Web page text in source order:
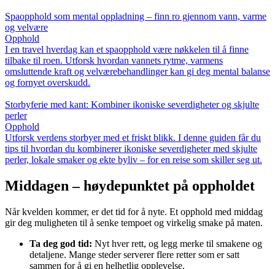
Spaopphold som mental oppladning – finn ro gjennom vann, varme
og velvære
Opphold
I en travel hverdag kan et spaopphold være nøkkelen til å finne
tilbake til roen. Utforsk hvordan vannets rytme, varmens
omsluttende kraft og velværebehandlinger kan gi deg mental balanse
og fornyet overskudd.
Storbyferie med kant: Kombiner ikoniske severdigheter og skjulte
perler
Opphold
Utforsk verdens storbyer med et friskt blikk. I denne guiden får du
tips til hvordan du kombinerer ikoniske severdigheter med skjulte
perler, lokale smaker og ekte byliv – for en reise som skiller seg ut.
Middagen – høydepunktet på oppholdet
Når kvelden kommer, er det tid for å nyte. Et opphold med middag
gir deg muligheten til å senke tempoet og virkelig smake på maten.
Ta deg god tid: Nyt hver rett, og legg merke til smakene og
detaljene. Mange steder serverer flere retter som er satt
sammen for å gi en helhetlig opplevelse.